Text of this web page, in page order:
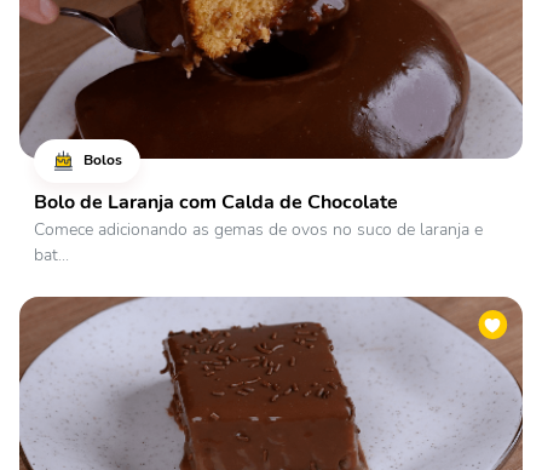
Bolos
Bolo de Laranja com Calda de Chocolate
Comece adicionando as gemas de ovos no suco de laranja e
bat...